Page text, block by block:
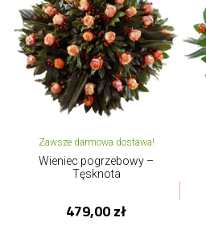
Zawsze darmowa dostawa!
Wieniec pogrzebowy –
Tęsknota
479,00 zł